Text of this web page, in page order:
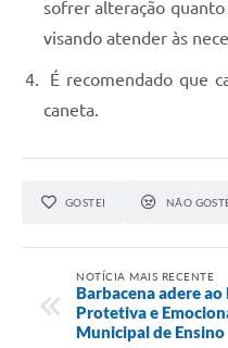
sofrer alteração
visando atender às
É recomendado que
caneta.
GOSTEI NÃO
NOTÍCIA MAIS RECENTE
Barbacena adere
Protetiva e
Municipal de Ensino